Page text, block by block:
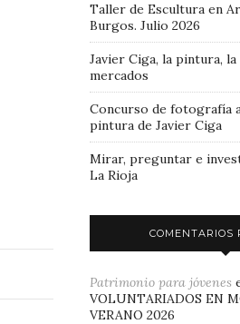
Taller de Escultura en
Burgos. Julio 2026
Javier Ciga, la pintura,
mercados
Concurso de fotografía
pintura de Javier Ciga
Mirar, preguntar e
La Rioja
COMENTARIOS
Patrimonio para jóvenes
VOLUNTARIADOS EN
VERANO 2026